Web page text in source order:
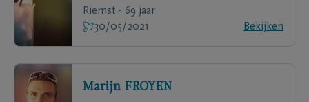
Riemst - 69 jaar
30/05/2021
Bekijken
Marijn FROYEN